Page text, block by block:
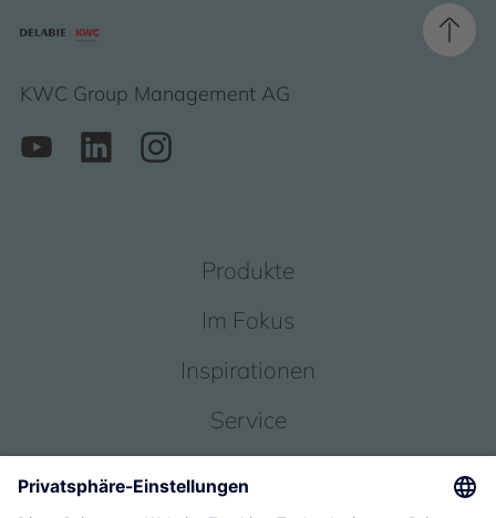
KWC Group Management AG
Produkte
Im Fokus
Inspirationen
Service